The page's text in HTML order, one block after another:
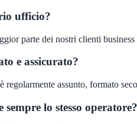
ufficio?
parte dei nostri clienti
e assicurato?
regolarmente assunto, formato
sempre lo stesso operatore?